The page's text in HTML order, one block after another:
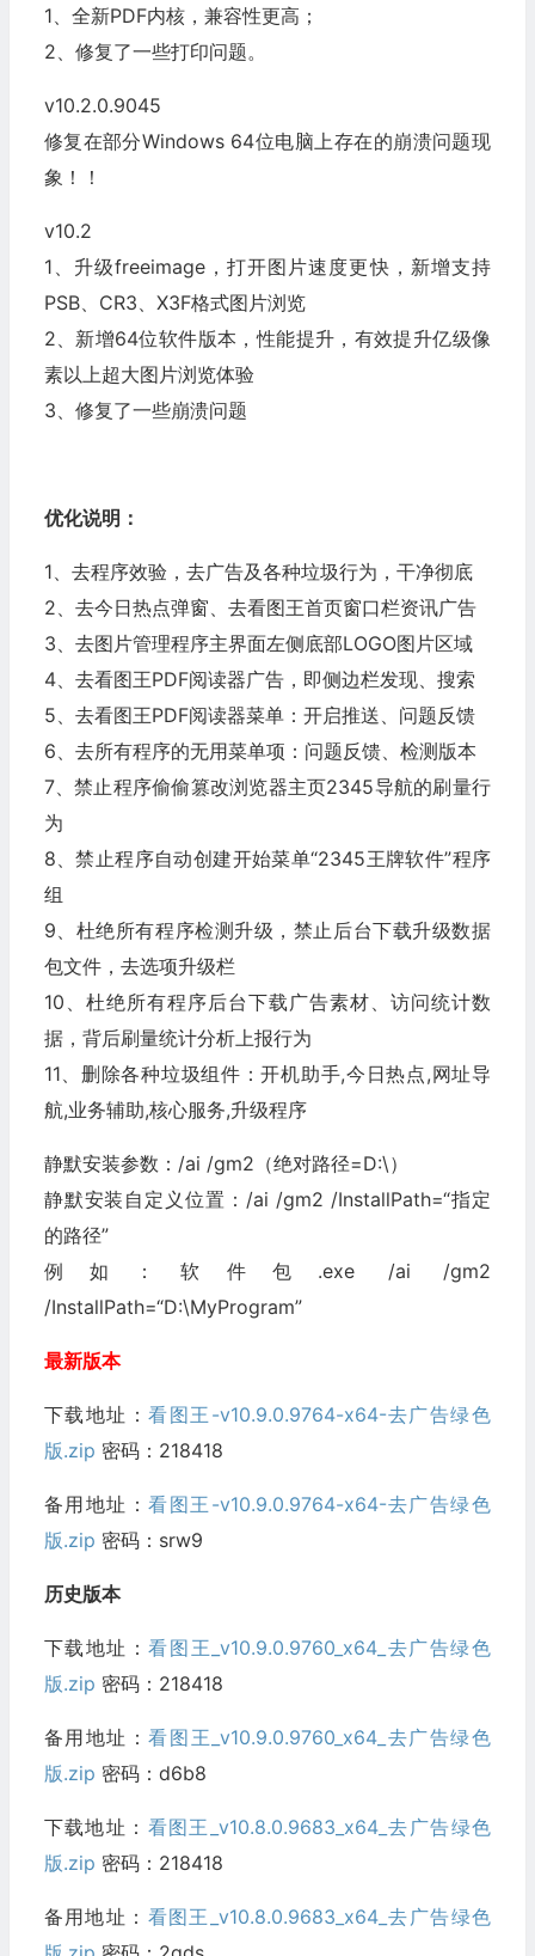
1、全新PDF内核，兼容性更高；
2、修复了一些打印问题。
v10.2.0.9045
修复在部分Windows 64位电脑上存在的崩溃问题现
象！！
v10.2
1、升级freeimage，打开图片速度更快，新增支持
PSB、CR3、X3F格式图片浏览
2、新增64位软件版本，性能提升，有效提升亿级像
素以上超大图片浏览体验
3、修复了一些崩溃问题
优化说明：
1、去程序效验，去广告及各种垃圾行为，干净彻底
2、去今日热点弹窗、去看图王首页窗口栏资讯广告
3、去图片管理程序主界面左侧底部LOGO图片区域
4、去看图王PDF阅读器广告，即侧边栏发现、搜索
5、去看图王PDF阅读器菜单：开启推送、问题反馈
6、去所有程序的无用菜单项：问题反馈、检测版本
7、禁止程序偷偷篡改浏览器主页2345导航的刷量行
为
8、禁止程序自动创建开始菜单“2345王牌软件”程序
组
9、杜绝所有程序检测升级，禁止后台下载升级数据
包文件，去选项升级栏
10、杜绝所有程序后台下载广告素材、访问统计数
据，背后刷量统计分析上报行为
11、删除各种垃圾组件：开机助手,今日热点,网址导
航,业务辅助,核心服务,升级程序
静默安装参数：/ai /gm2（绝对路径=D:\）
静默安装自定义位置：/ai /gm2 /InstallPath=“指定
的路径”
例如：软件包.exe /ai /gm2
/InstallPath=“D:\MyProgram”
最新版本
下载地址：看图王-v10.9.0.9764-x64-去广告绿色
版.zip 密码：218418
备用地址：看图王-v10.9.0.9764-x64-去广告绿色
版.zip 密码：srw9
历史版本
下载地址：看图王_v10.9.0.9760_x64_去广告绿色
版.zip 密码：218418
备用地址：看图王_v10.9.0.9760_x64_去广告绿色
版.zip 密码：d6b8
下载地址： 看图王_v10.8.0.9683_x64_去广告绿色
版.zip 密码：218418
备用地址： 看图王_v10.8.0.9683_x64_去广告绿色